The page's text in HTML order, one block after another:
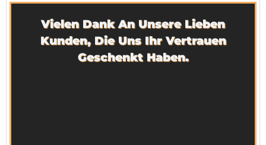
Vielen Dank An Unsere Lieben
Kunden, Die Uns Ihr Vertrauen
Geschenkt Haben.